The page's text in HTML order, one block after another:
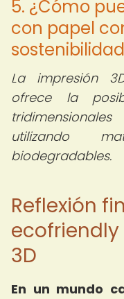
5. ¿Cómo
con papel
La impresión
ofrece la
utilizando
biodegradables.
Reflexión
3D
En un mundo